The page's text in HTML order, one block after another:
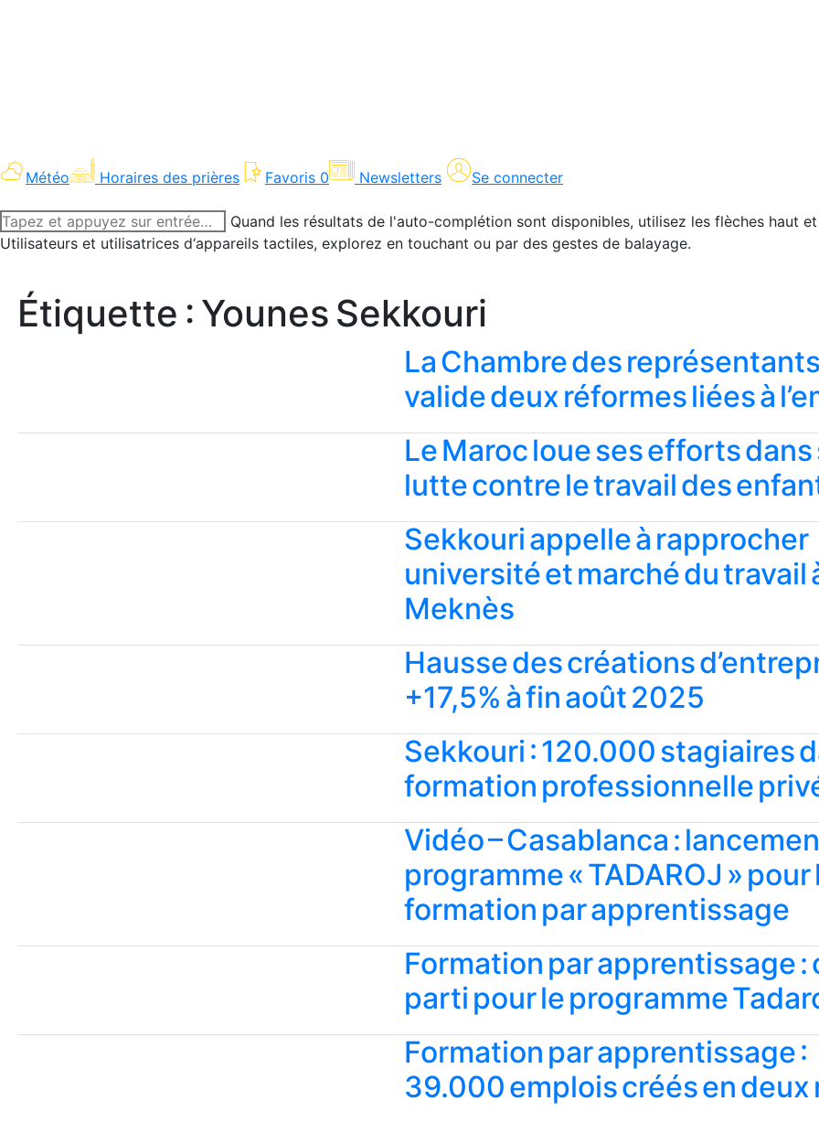
Météo Horaires des prières Favoris 0 Newsletters Se connecter
Recherche
:
Quand les résultats de l'auto-complétion sont disponibles, utilisez les flèches haut
Utilisateurs et utilisatrices d‘appareils tactiles, explorez en touchant ou par des gestes de balayage.
Étiquette : Younes Sekkouri
La Chambre des représentants
valide deux réformes liées à
Le Maroc loue ses efforts dans
lutte contre le travail des
Sekkouri appelle à rapprocher
université et marché du travail
Meknès
Hausse des créations
+17,5% à fin août 2025
Sekkouri : 120.000 stagiaires
formation professionnelle
Vidéo – Casablanca :
programme « TADAROJ » pour
formation par apprentissage
Formation par apprentissage :
parti pour le programme
Formation par apprentissage :
39.000 emplois créés en deux